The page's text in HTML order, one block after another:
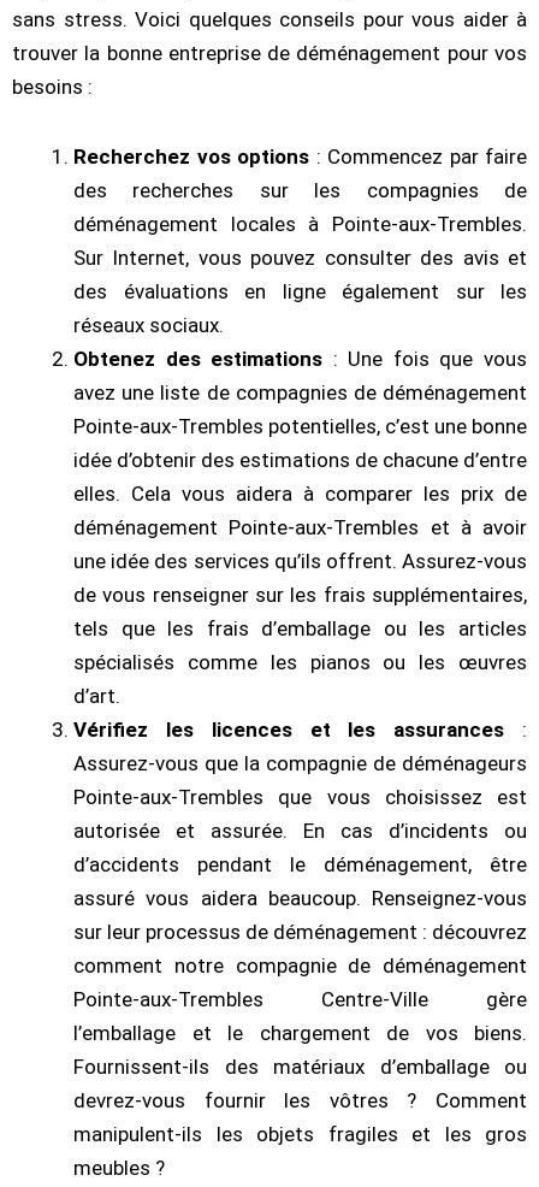
sans stress. Voici quelques conseils pour vous aider à
trouver la bonne entreprise de déménagement pour vos
besoins :
Recherchez vos options : Commencez par faire
des recherches sur les compagnies de
déménagement locales à Pointe-aux-Trembles.
Sur Internet, vous pouvez consulter des avis et
des évaluations en ligne également sur les
réseaux sociaux.
Obtenez des estimations : Une fois que vous
avez une liste de compagnies de déménagement
Pointe-aux-Trembles potentielles, c’est une bonne
idée d’obtenir des estimations de chacune d’entre
elles. Cela vous aidera à comparer les prix de
déménagement Pointe-aux-Trembles et à avoir
une idée des services qu’ils offrent. Assurez-vous
de vous renseigner sur les frais supplémentaires,
tels que les frais d’emballage ou les articles
spécialisés comme les pianos ou les œuvres
d’art.
Vérifiez les licences et les assurances :
Assurez-vous que la compagnie de déménageurs
Pointe-aux-Trembles que vous choisissez est
autorisée et assurée. En cas d’incidents ou
d’accidents pendant le déménagement, être
assuré vous aidera beaucoup. Renseignez-vous
sur leur processus de déménagement : découvrez
comment notre compagnie de déménagement
Pointe-aux-Trembles Centre-Ville gère
l’emballage et le chargement de vos biens.
Fournissent-ils des matériaux d’emballage ou
devrez-vous fournir les vôtres ? Comment
manipulent-ils les objets fragiles et les gros
meubles ?